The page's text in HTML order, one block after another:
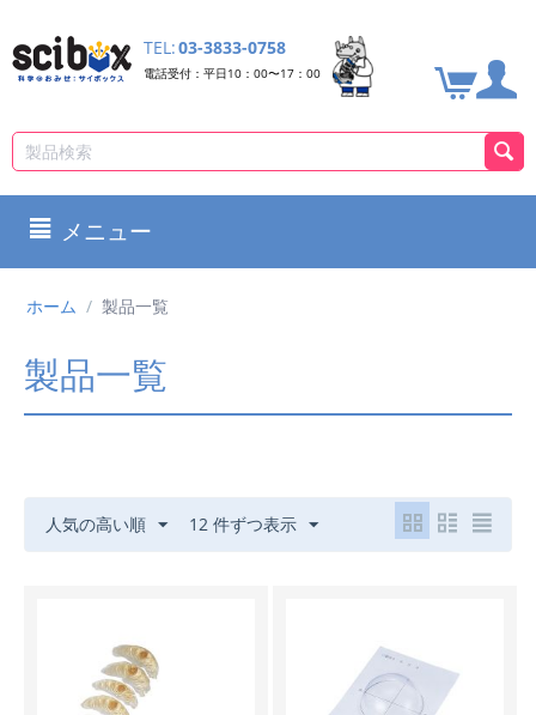
TEL:03-3833-0758
電話受付：平日10：00〜17：00
メニュー
ホーム / 製品一覧
製品一覧
人気の高い順 12 件ずつ表示